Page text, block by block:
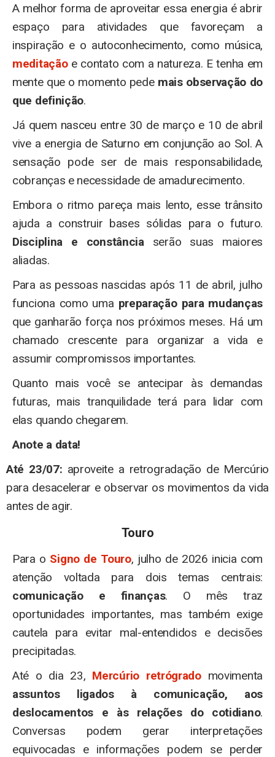
A melhor forma de aproveitar essa energia é abrir
espaço para atividades que favoreçam a
inspiração e o autoconhecimento, como música,
meditaçãoe contato com a natureza. E tenha em
mente que o momento pede mais observação do
que definição.
Já quem nasceu entre 30 de março e 10 de abril
vive a energia de Saturno em conjunção ao Sol. A
sensação pode ser de mais responsabilidade,
cobranças e necessidade de amadurecimento.
Embora o ritmo pareça mais lento, esse trânsito
ajuda a construir bases sólidas para o futuro.
Disciplina e constância serão suas maiores
aliadas.
Para as pessoas nascidas após 11 de abril, julho
funciona como uma preparação para mudanças
que ganharão força nos próximos meses. Há um
chamado crescente para organizar a vida e
assumir compromissos importantes.
Quanto mais você se antecipar às demandas
futuras, mais tranquilidade terá para lidar com
elas quando chegarem.
Anote a data!
Até 23/07: aproveite a retrogradação de Mercúrio
para desacelerar e observar os movimentos da vida
antes de agir.
Touro
Para o Signo de Touro, julho de 2026 inicia com
atenção voltada para dois temas centrais:
comunicação e finanças. O mês traz
oportunidades importantes, mas também exige
cautela para evitar mal-entendidos e decisões
precipitadas.
Até o dia 23, Mercúrio retrógradomovimenta
assuntos ligados à comunicação, aos
deslocamentos e às relações do cotidiano.
Conversas podem gerar interpretações
equivocadas e informações podem se perder